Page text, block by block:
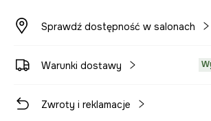
Sprawdź dostępność w salonach
Warunki dostawy
Zwroty i reklamacje